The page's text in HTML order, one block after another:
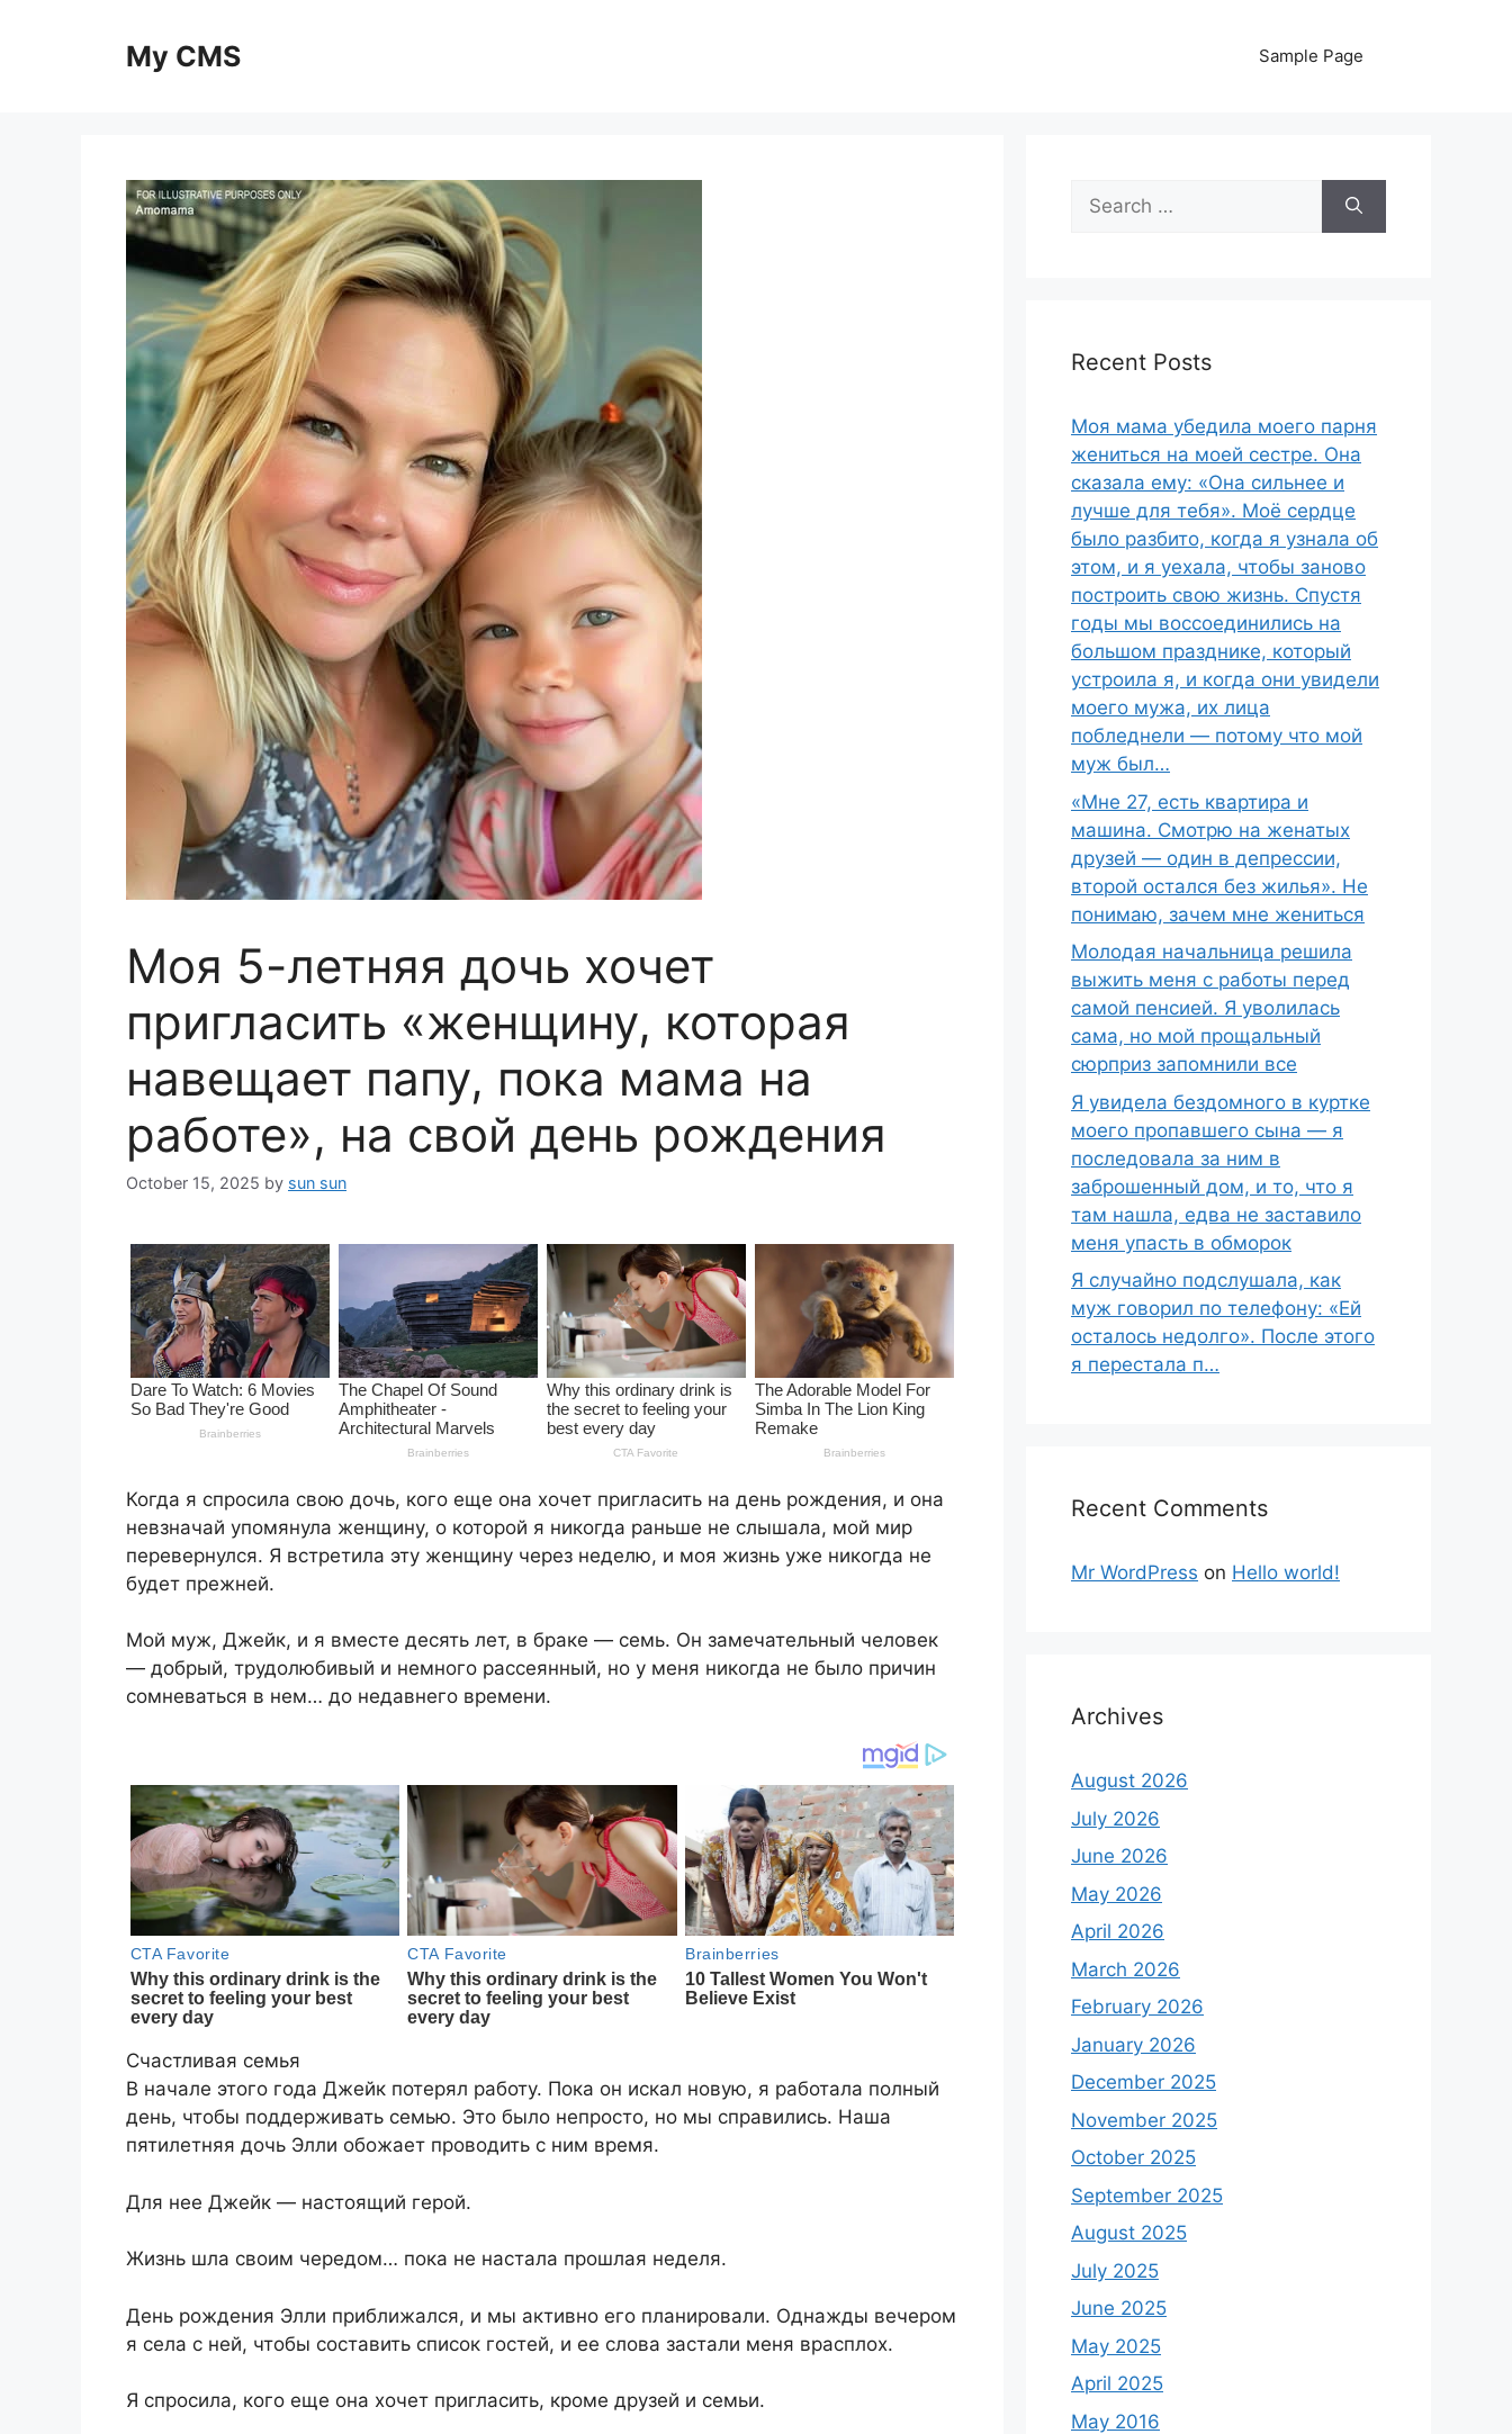
My CMS Sample Page
Моя 5-летняя дочь хочет
пригласить «женщину, которая
навещает папу, пока мама на
работе», на свой день рождения
October 15, 2025 by sun sun
Когда я спросила свою дочь, кого еще она хочет пригласить на день рождения, и она
невзначай упомянула женщину, о которой я никогда раньше не слышала, мой мир
перевернулся. Я встретила эту женщину через неделю, и моя жизнь уже никогда не
будет прежней.
Мой муж, Джейк, и я вместе десять лет, в браке — семь. Он замечательный человек
— добрый, трудолюбивый и немного рассеянный, но у меня никогда не было причин
сомневаться в нем… до недавнего времени.
Счастливая семья
В начале этого года Джейк потерял работу. Пока он искал новую, я работала полный
день, чтобы поддерживать семью. Это было непросто, но мы справились. Наша
пятилетняя дочь Элли обожает проводить с ним время.
Для нее Джейк — настоящий герой.
Жизнь шла своим чередом… пока не настала прошлая неделя.
День рождения Элли приближался, и мы активно его планировали. Однажды вечером
я села с ней, чтобы составить список гостей, и ее слова застали меня врасплох.
Я спросила, кого еще она хочет пригласить, кроме друзей и семьи.
Search
for:
Recent Posts
Моя мама убедила моего парня
жениться на моей сестре. Она
сказала ему: «Она сильнее и
лучше для тебя». Моё сердце
было разбито, когда я узнала об
этом, и я уехала, чтобы заново
построить свою жизнь. Спустя
годы мы воссоединились на
большом празднике, который
устроила я, и когда они увидели
моего мужа, их лица
побледнели — потому что мой
муж был…
«Мне 27, есть квартира и
машина. Смотрю на женатых
друзей — один в депрессии,
второй остался без жилья». Не
понимаю, зачем мне жениться
Молодая начальница решила
выжить меня с работы перед
самой пенсией. Я уволилась
сама, но мой прощальный
сюрприз запомнили все
Я увидела бездомного в куртке
моего пропавшего сына — я
последовала за ним в
заброшенный дом, и то, что я
там нашла, едва не заставило
меня упасть в обморок
Я случайно подслушала, как
муж говорил по телефону: «Ей
осталось недолго». После этого
я перестала п…
Recent Comments
Mr WordPress on Hello world!
Archives
August 2026
July 2026
June 2026
May 2026
April 2026
March 2026
February 2026
January 2026
December 2025
November 2025
October 2025
September 2025
August 2025
July 2025
June 2025
May 2025
April 2025
May 2016